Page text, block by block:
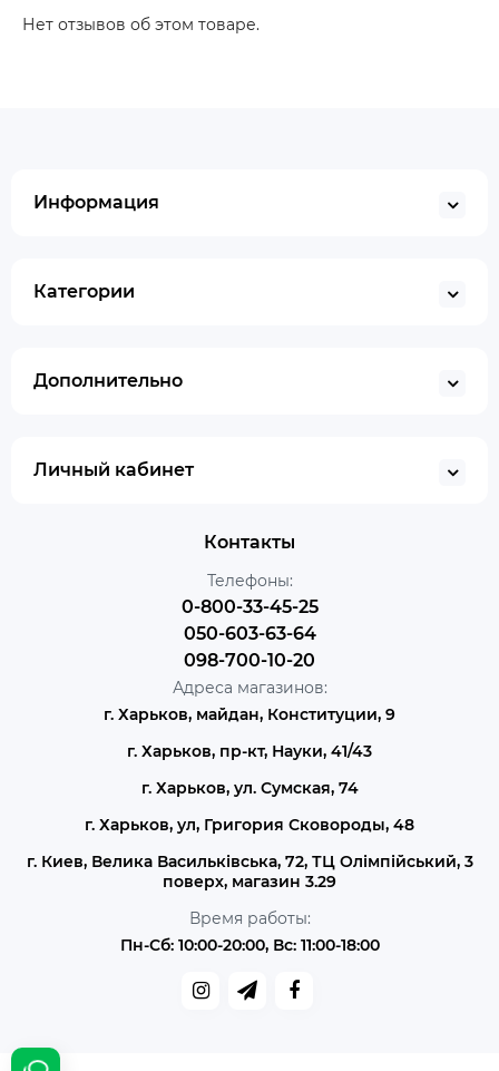
Нет отзывов об этом товаре.
Информация
Категории
Дополнительно
Личный кабинет
Контакты
Телефоны:
0-800-33-45-25
050-603-63-64
098-700-10-20
Адреса магазинов:
г. Харьков, майдан, Конституции, 9
г. Харьков, пр-кт, Науки, 41/43
г. Харьков, ул. Сумская, 74
г. Харьков, ул, Григория Сковороды, 48
г. Киев, Велика Васильківська, 72, ТЦ Олімпійський, 3
поверх, магазин 3.29
Время работы:
Пн-Сб: 10:00-20:00, Вс: 11:00-18:00